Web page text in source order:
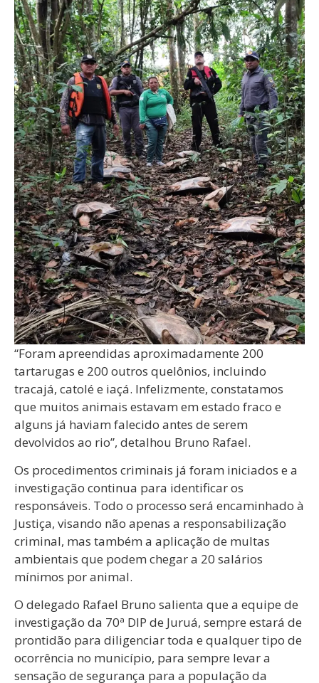
“Foram apreendidas aproximadamente 200
tartarugas e 200 outros quelônios, incluindo
tracajá, catolé e iaçá. Infelizmente, constatamos
que muitos animais estavam em estado fraco e
alguns já haviam falecido antes de serem
devolvidos ao rio”, detalhou Bruno Rafael.
Os procedimentos criminais já foram iniciados e a
investigação continua para identificar os
responsáveis. Todo o processo será encaminhado à
Justiça, visando não apenas a responsabilização
criminal, mas também a aplicação de multas
ambientais que podem chegar a 20 salários
mínimos por animal.
O delegado Rafael Bruno salienta que a equipe de
investigação da 70ª DIP de Juruá, sempre estará de
prontidão para diligenciar toda e qualquer tipo de
ocorrência no município, para sempre levar a
sensação de segurança para a população da